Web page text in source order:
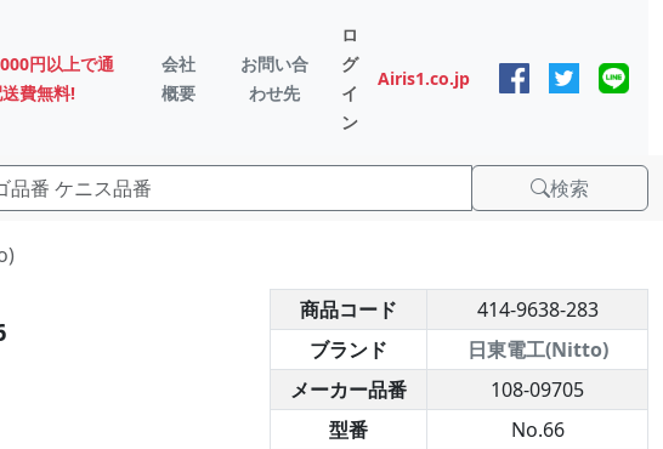
円以上で通
費無料!
会社
概要
お問い合
わせ先
ロ
グ
イ
ン
Airis1.co.jp
検索
商品コード
414-9638-283
ブランド
日東電工(Nitto)
メーカー品番
108-09705
型番
No.66